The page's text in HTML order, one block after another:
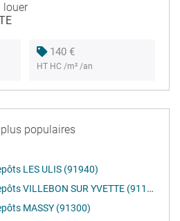
louer
140 €
HT HC /m² /an
populaires
LES ULIS (91940)
Location activités / entrepôts VILLEBON SUR YVETTE (91140)
MASSY (91300)